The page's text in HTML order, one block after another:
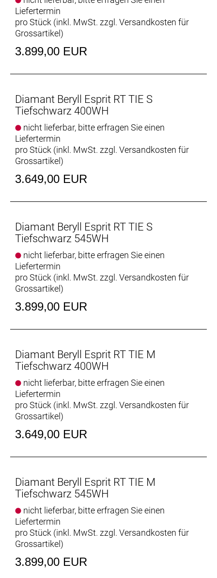
Vorderlicht: Herrmans H-Black MR4-E, 120lumen,
40lux, LED
Akku: Bosch Powerpack 545 / 725, Smart System
25 km/h
Motorposition: Tretlager
Display: Bosch Intuvia 100, smart system
Displayposition: Lenker (zentral)
Liefertermin
pro Stück (inkl. MwSt. zzgl. Versandkosten für
Grossartikel)
3.899,00 EUR
Diamant Beryll Esprit RT TIE S
Tiefschwarz 400WH
nicht lieferbar, bitte erfragen Sie einen
Liefertermin
pro Stück (inkl. MwSt. zzgl. Versandkosten für
Grossartikel)
3.649,00 EUR
Diamant Beryll Esprit RT TIE S
Tiefschwarz 545WH
nicht lieferbar, bitte erfragen Sie einen
Liefertermin
pro Stück (inkl. MwSt. zzgl. Versandkosten für
Grossartikel)
3.899,00 EUR
Diamant Beryll Esprit RT TIE M
Tiefschwarz 400WH
nicht lieferbar, bitte erfragen Sie einen
Liefertermin
pro Stück (inkl. MwSt. zzgl. Versandkosten für
Grossartikel)
3.649,00 EUR
Diamant Beryll Esprit RT TIE M
Tiefschwarz 545WH
nicht lieferbar, bitte erfragen Sie einen
Liefertermin
pro Stück (inkl. MwSt. zzgl. Versandkosten für
Grossartikel)
3.899,00 EUR